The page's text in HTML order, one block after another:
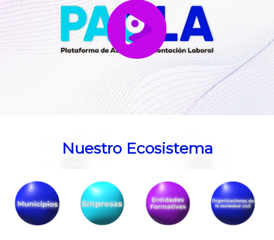
Nuestro Ecosistema